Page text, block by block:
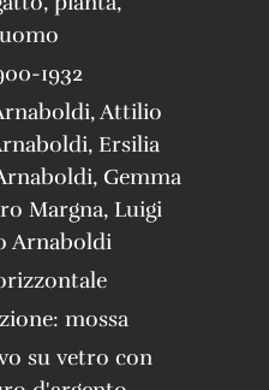
uomo
1932
,Attilio
, Ersilia
, Gemma
Margna, Luigi
Arnaboldi
mossa
su vetro con